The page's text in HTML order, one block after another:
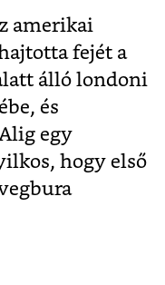
amerikai
fejét a
álló londoni
és
egy
hogy első